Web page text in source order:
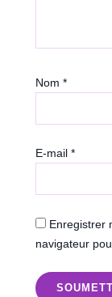
Nom*
E-mail*
Enregistrer
navigateur